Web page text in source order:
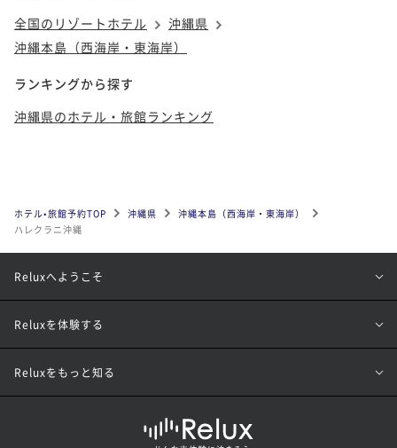
全国のリゾートホテル
沖縄県
沖縄本島（西海岸・東海岸）
ランキングから探す
沖縄県のホテル・旅館ランキング
ホテル•旅館予約TOP 沖縄県
沖縄本島（西海岸・東海岸）
ハレクラニ沖縄
Reluxへようこそ
Reluxを体験する
Reluxをもっと知る